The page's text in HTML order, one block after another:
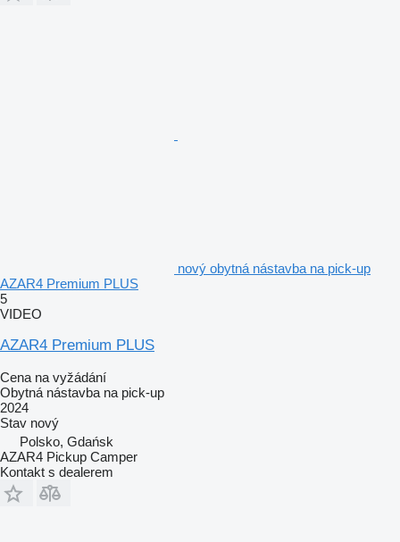
nový obytná nástavba na pick-up
AZAR4 Premium PLUS
5
VIDEO
AZAR4 Premium PLUS
Cena na vyžádání
Obytná nástavba na pick-up
2024
Stav nový
Polsko, Gdańsk
AZAR4 Pickup Camper
Kontakt s dealerem